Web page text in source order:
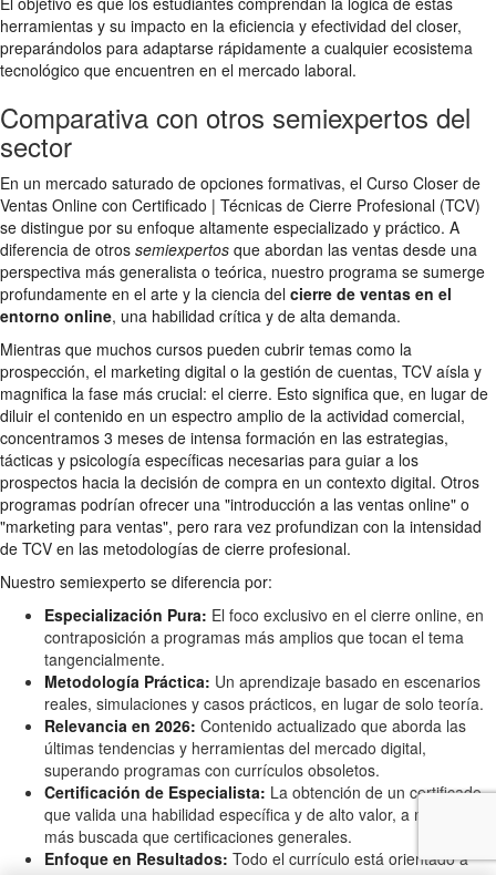
herramientas y su impacto en la eficiencia y efectividad del closer,
preparándolos para adaptarse rápidamente a cualquier ecosistema
tecnológico que encuentren en el mercado laboral.
Comparativa con otros semiexpertos del
sector
En un mercado saturado de opciones formativas, el Curso Closer de
Ventas Online con Certificado | Técnicas de Cierre Profesional (TCV)
se distingue por su enfoque altamente especializado y práctico. A
diferencia de otros semiexpertos que abordan las ventas desde una
perspectiva más generalista o teórica, nuestro programa se sumerge
profundamente en el arte y la ciencia del cierre de ventas en el
entorno online, una habilidad crítica y de alta demanda.
Mientras que muchos cursos pueden cubrir temas como la
prospección, el marketing digital o la gestión de cuentas, TCV aísla y
magnifica la fase más crucial: el cierre. Esto significa que, en lugar de
diluir el contenido en un espectro amplio de la actividad comercial,
concentramos 3 meses de intensa formación en las estrategias,
tácticas y psicología específicas necesarias para guiar a los
prospectos hacia la decisión de compra en un contexto digital. Otros
programas podrían ofrecer una "introducción a las ventas online" o
"marketing para ventas", pero rara vez profundizan con la intensidad
de TCV en las metodologías de cierre profesional.
Nuestro semiexperto se diferencia por:
Especialización Pura: El foco exclusivo en el cierre online, en
contraposición a programas más amplios que tocan el tema
tangencialmente.
Metodología Práctica: Un aprendizaje basado en escenarios
reales, simulaciones y casos prácticos, en lugar de solo teoría.
Relevancia en 2026: Contenido actualizado que aborda las
últimas tendencias y herramientas del mercado digital,
superando programas con currículos obsoletos.
Certificación de Especialista: La obtención de un certificado
que valida una habilidad específica y de alto valor, a menudo
más buscada que certificaciones generales.
Enfoque en Resultados: Todo el currículo está orientado a